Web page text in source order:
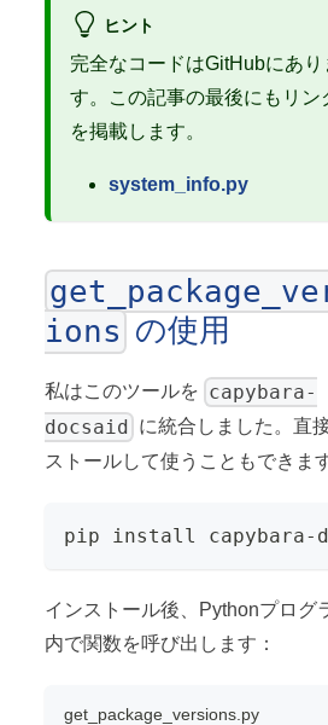
ヒント
完全なコードはGitHubにあり
す。この記事の最後にもリン
を掲載します。
system_info.py
ions の使用
私はこのツールを capybara-
docsaid に統合しました。直
ストールして使うこともできま
pip install capybara-
インストール後、Pythonプログ
内で関数を呼び出します：
get_package_versions.py